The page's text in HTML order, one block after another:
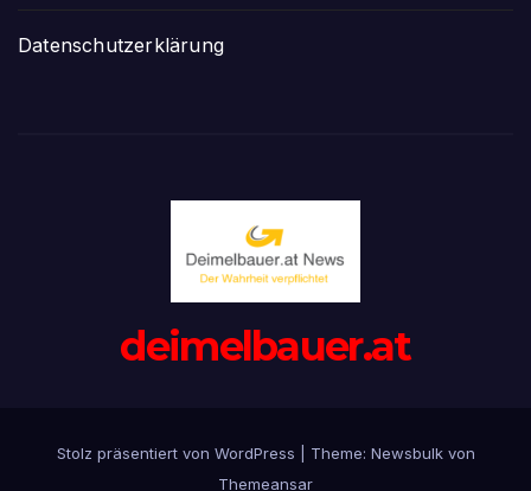
Datenschutzerklärung
deimelbauer.at
Stolz präsentiert von WordPress Theme: Newsbulkvon
Themeansar